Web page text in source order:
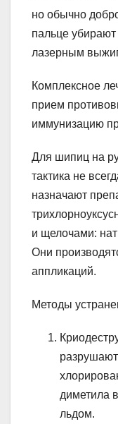
но обычно
пальце убирают
лазерным
Комплексное
прием
иммунизацию
Для шипиц на
тактика не
назначают
и щелочами:
Они
аппликаций.
Методы
диметила
льдом.